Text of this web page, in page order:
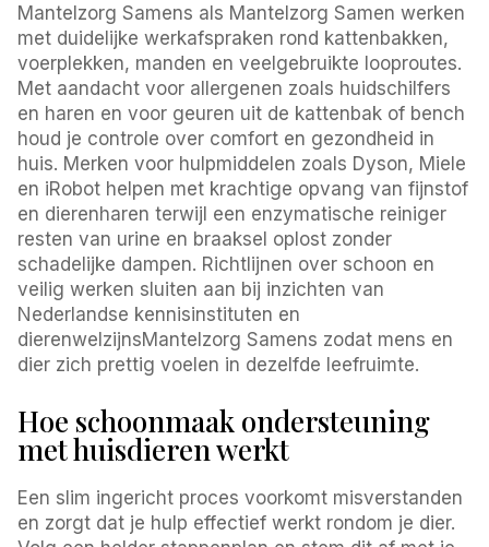
Mantelzorg Samens als Mantelzorg Samen werken
met duidelijke werkafspraken rond kattenbakken,
voerplekken, manden en veelgebruikte looproutes.
Met aandacht voor allergenen zoals huidschilfers
en haren en voor geuren uit de kattenbak of bench
houd je controle over comfort en gezondheid in
huis. Merken voor hulpmiddelen zoals Dyson, Miele
en iRobot helpen met krachtige opvang van fijnstof
en dierenharen terwijl een enzymatische reiniger
resten van urine en braaksel oplost zonder
schadelijke dampen. Richtlijnen over schoon en
veilig werken sluiten aan bij inzichten van
Nederlandse kennisinstituten en
dierenwelzijnsMantelzorg Samens zodat mens en
dier zich prettig voelen in dezelfde leefruimte.
Hoe schoonmaak ondersteuning
met huisdieren werkt
Een slim ingericht proces voorkomt misverstanden
en zorgt dat je hulp effectief werkt rondom je dier.